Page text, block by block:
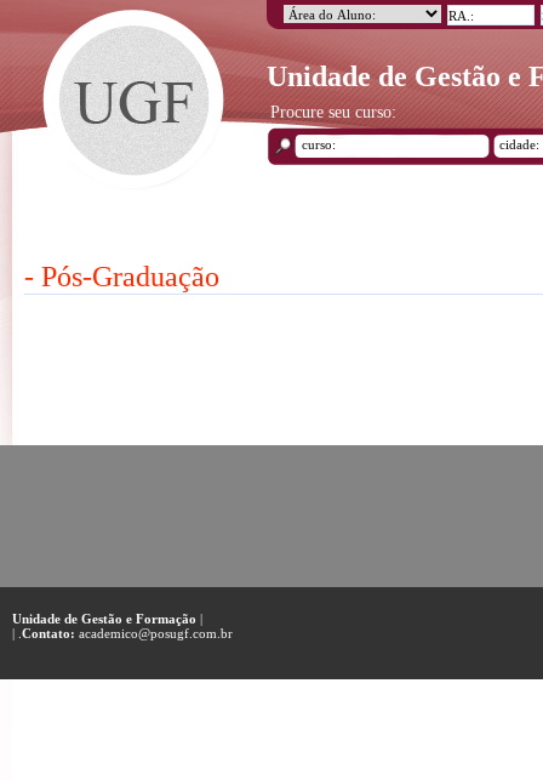
Unidade de Gestão e
Procure seu curso:
- Pós-Graduação
Unidade de Gestão e Formação |
| . Contato: academico@posugf.com.br